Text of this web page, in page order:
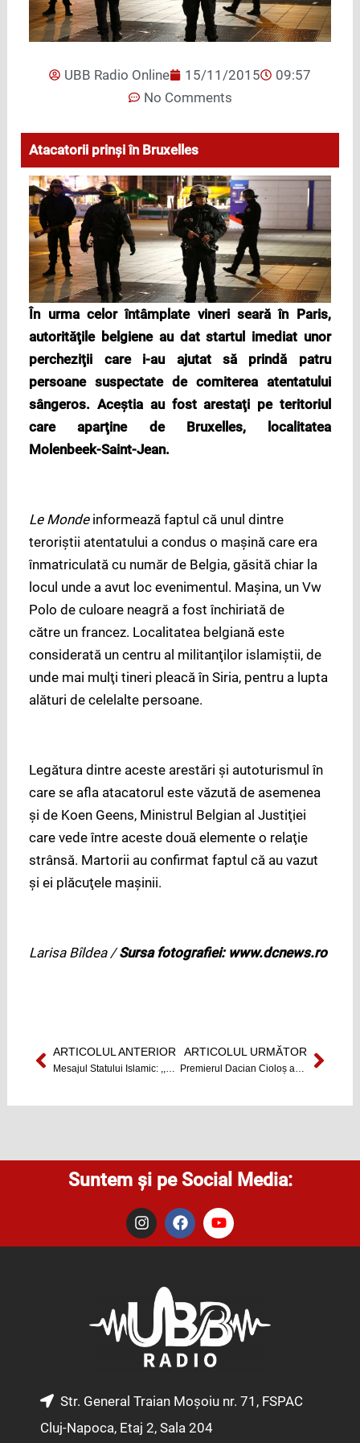
UBB Radio Online 15/11/2015
09:57
No Comments
Atacatorii prinşi în Bruxelles
În urma celor întâmplate vineri seară în Paris,
autorităţile belgiene au dat startul imediat unor
percheziţii care i-au ajutat să prindă patru
persoane suspectate de comiterea atentatului
sângeros. Aceştia au fost arestaţi pe teritoriul
care aparţine de Bruxelles, localitatea
Molenbeek-Saint-Jean.
Le Mondeinformează faptul că unul dintre
teroriştii atentatului a condus o maşină care era
înmatriculată cu număr de Belgia, găsită chiar la
locul unde a avut loc evenimentul. Maşina, un Vw
Polo de culoare neagră a fost închiriată de
către un francez. Localitatea belgiană este
considerată un centru al militanţilor islamiştii, de
unde mai mulţi tineri pleacă în Siria, pentru a lupta
alături de celelalte persoane.
Legătura dintre aceste arestări şi autoturismul în
care se afla atacatorul este văzută de asemenea
şi de Koen Geens, Ministrul Belgian al Justiţiei
care vede între aceste două elemente o relaţie
strânsă. Martorii au confirmat faptul că au vazut
şi ei plăcuţele maşinii.
Larisa Bîldea /Sursa fotografiei: www.dcnews.ro
Prev
ARTICOLUL ANTERIOR
Mesajul Statului Islamic: ,,Franța și cei care urmează calea Franței trebuie să știe că rămân ținta principală a Statului Islamic!”
ARTICOLUL URMĂTOR
Premierul Dacian Cioloș a făcut publică lista miniștrilor propuși pentru Cabinetul său. UPDATE: Ministrul propus al Sănătății, retras Next
Suntem și pe Social Media:
I
n
s
m
F
a
c
o
k
Y
o
u
e
Str. General Traian Moșoiu nr. 71, FSPAC
Cluj-Napoca, Etaj 2, Sala 204